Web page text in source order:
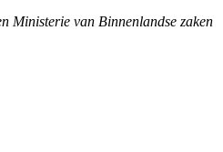
Ministerie van Binnenlandse zaken